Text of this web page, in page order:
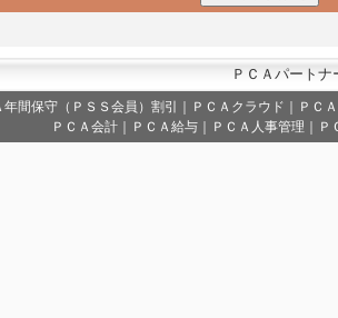
ＰＣＡパート
年間保守（ＰＳＳ会員）割引 ＰＣＡクラウド
ＰＣ
ＰＣＡ会計｜ＰＣＡ給与｜ＰＣＡ人事管理｜